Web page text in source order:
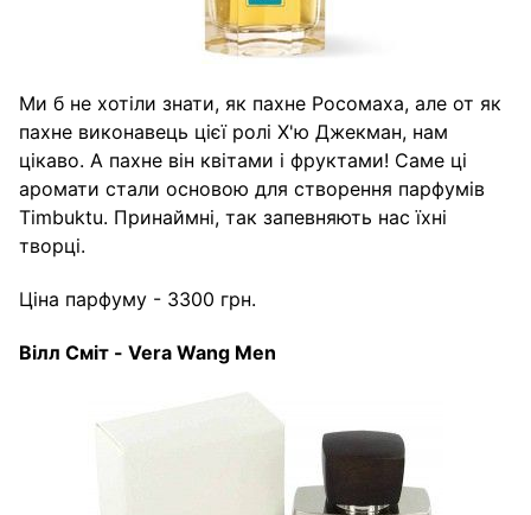
Ми б не хотіли знати, як пахне Росомаха, але от як
пахне виконавець цієї ролі Х'ю Джекман, нам
цікаво. А пахне він квітами і фруктами! Саме ці
аромати стали основою для створення парфумів
Timbuktu. Принаймні, так запевняють нас їхні
творці.
Ціна парфуму - 3300 грн.
Вілл Сміт - Vera Wang Men